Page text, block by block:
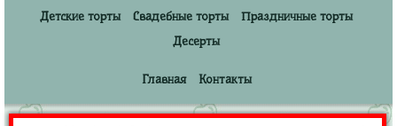
Детские торты Свадебные торты
Праздничные торты
Десерты
Главная Контакты